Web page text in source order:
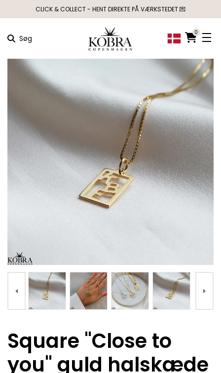
CLICK & COLLECT - HENT DIREKTE PÅ VÆRKSTEDET 💌
Søg 0
MÅSKE KUNNE
NOGLE AF DISSE
PRODUKTER HAVE
DIN INTERESSE?
×
"Lovella" 18 karat forgyldt hjerte ring
449,00 kr.
Square "Close to
you" guld halskæde